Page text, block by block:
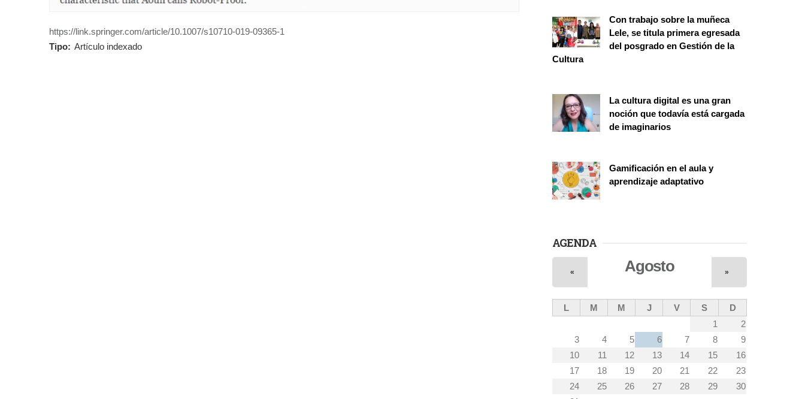
https://link.springer.com/article/10.1007/s10710-019-09365-1
Tipo: Artículo indexado
Con trabajo sobre la muñeca
Lele, se titula primera egresada
del posgrado en Gestión de la
Cultura
La cultura digital es una gran
noción que todavía está cargada
de imaginarios
Gamificación en el aula y
aprendizaje adaptativo
AGENDA
Agosto
« »
L M M J V S
D
1
2
3
4 5 6 7 8
9
10
11 12 13 14 15
16
17
18 19 20 21 22
23
24
25 26 27 28 29
30